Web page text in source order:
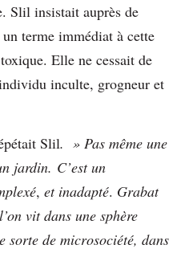
Slil insistait auprès de
terme immédiat à cette
Elle ne cessait de
inculte, grogneur et
Slil. » Pas même une
jardin. C’est un
, et inadapté. Grabat
vit dans une sphère
sorte de microsociété, dans